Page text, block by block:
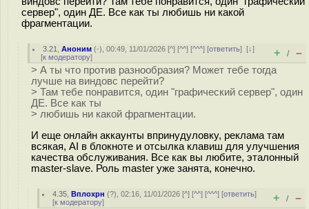
сервер", один ДЕ. Все как ты любишь ни какой
фрагментации.
3.21 ,Аноним (-), 00:49, 11/01/2026 [^] [^^] [^^^] [ответить][↓]
[к модератору] + / –
> А ты что против разнообразия? Может тебе тогда
лучше на виндовс перейти?
> Там тебе понравится, один "графический сервер", один
ДЕ. Все как ты
> любишь ни какой фрагментации.
И еще онлайн аккаунты впринудуловку, реклама там
всякая, AI в блокноте и отсылка клавиш для улучшения
качества обслуживания. Все как вы любите, эталонный
master-slave. Роль master уже занята, конечно.
4.35 ,Вплохрн (?), 02:16, 11/01/2026 [^] [^^] [^^^] [ответить]
[к модератору] + / –